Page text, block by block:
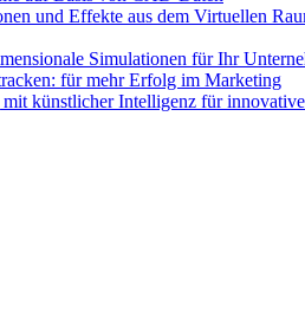
und Effekte aus dem Virtuellen
Simulationen für Ihr
für mehr Erfolg im Marketing
künstlicher Intelligenz für